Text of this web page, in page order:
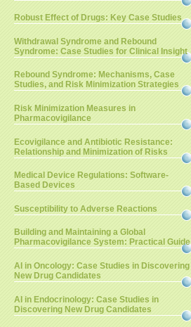
Robust Effect of Drugs: Key Case Studies
Withdrawal Syndrome and Rebound
Syndrome: Case Studies for Clinical Insight
Rebound Syndrome: Mechanisms, Case
Studies, and Risk Minimization Strategies
Risk Minimization Measures in
Pharmacovigilance
Ecovigilance and Antibiotic Resistance:
Relationship and Minimization of Risks
Medical Device Regulations: Software-
Based Devices
Susceptibility to Adverse Reactions
Building and Maintaining a Global
Pharmacovigilance System: Practical Guide
AI in Oncology: Case Studies in Discovering
New Drug Candidates
AI in Endocrinology: Case Studies in
Discovering New Drug Candidates